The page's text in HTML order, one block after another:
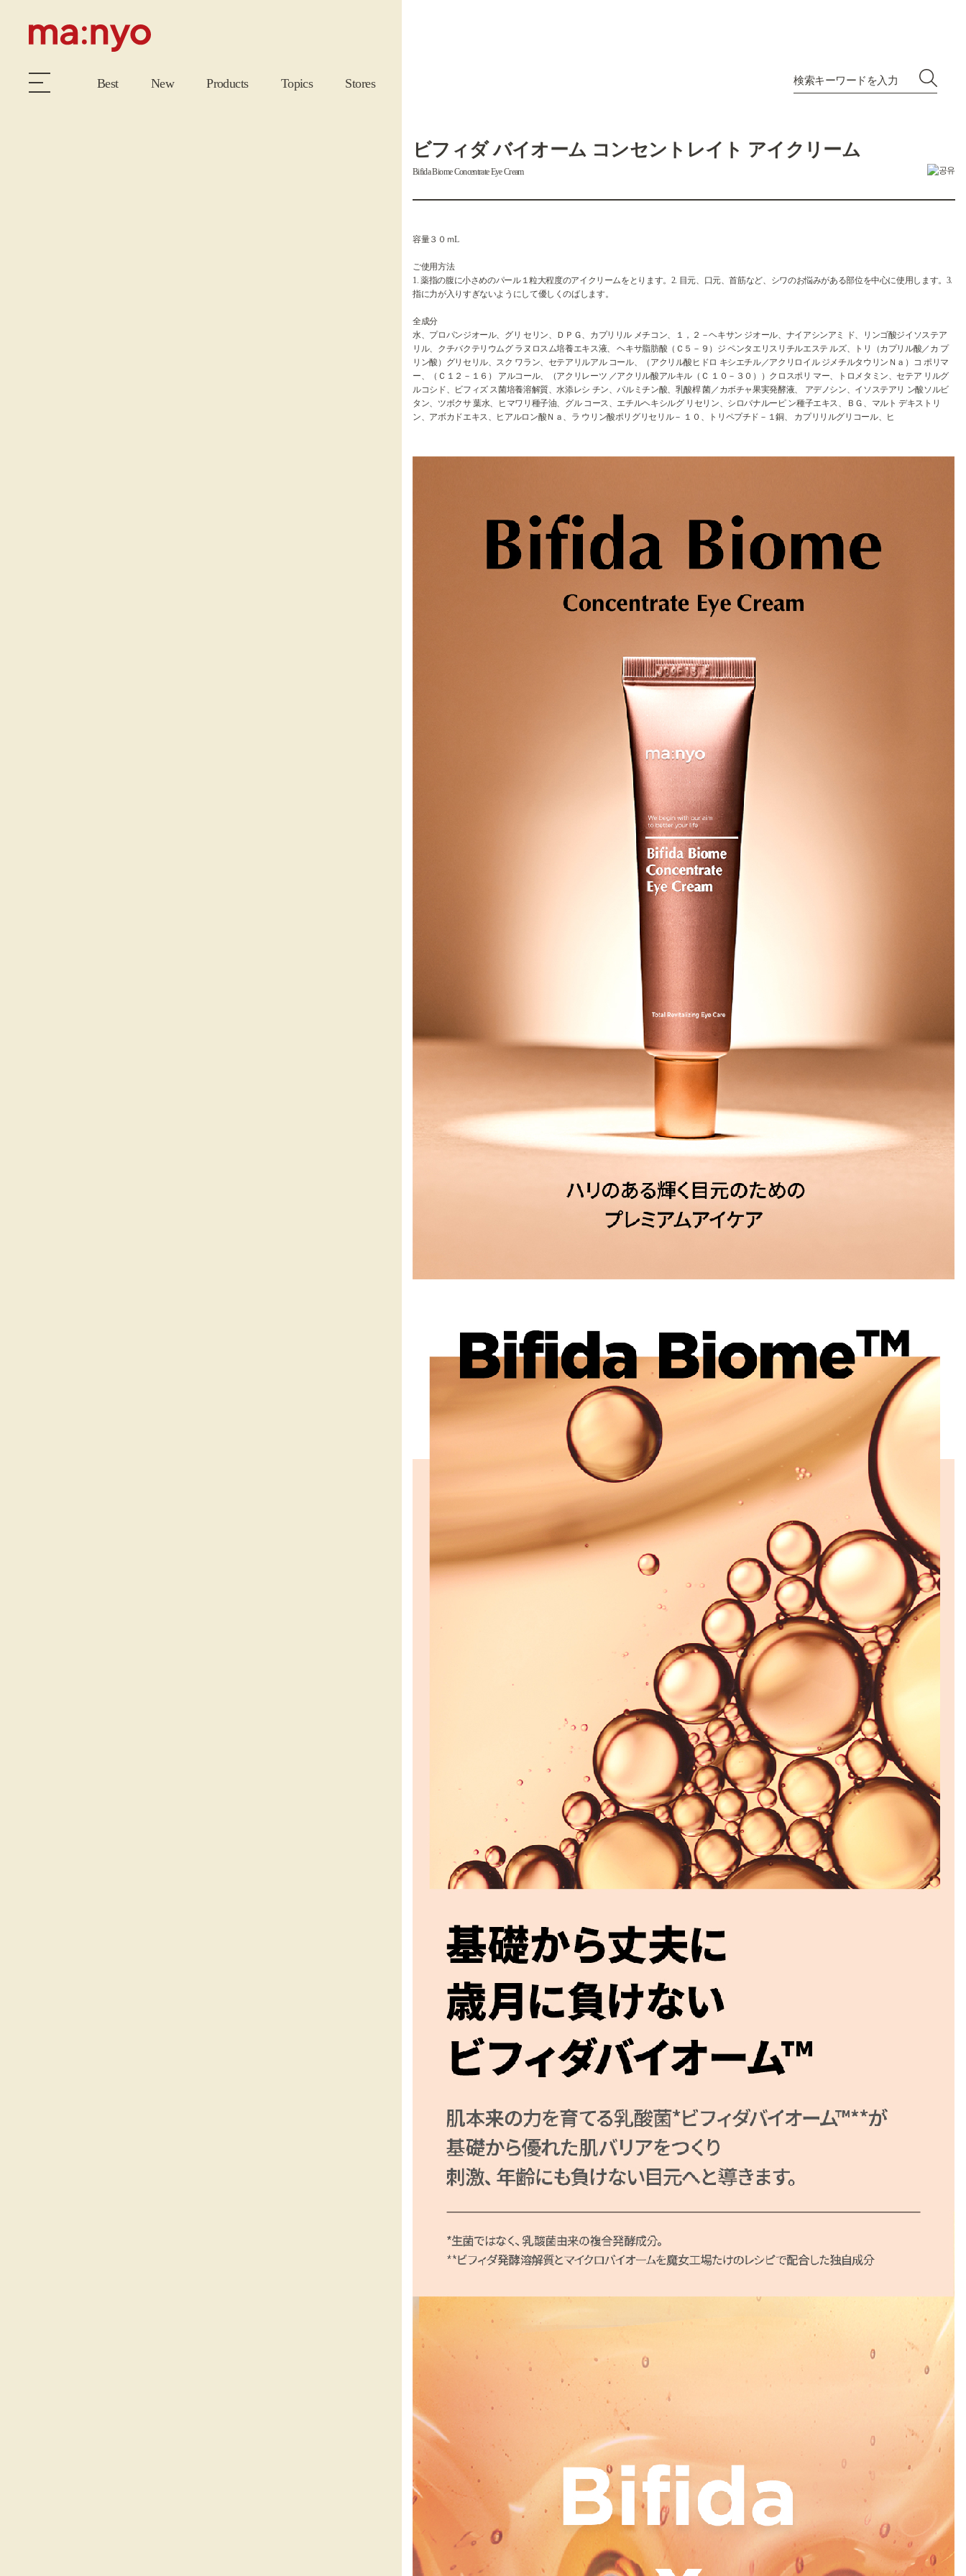
Best New Products Topics Stores
ビフィダ バイオーム コンセントレイト アイクリーム
Bifida Biome Concentrate Eye Cream
容量３０ｍL
ご使用方法
1. 薬指の腹に小さめのパール１粒大程度のアイクリームをとります。2. 目元、口元、首筋など、シワのお悩みがある部位を中心に使用します。3.
指に力が入りすぎないようにして優しくのばします。
全成分
水、プロパンジオール、グリ セリン、ＤＰＧ、カプリリル メチコン、１，２－ヘキサン ジオール、ナイアシンアミ ド、リンゴ酸ジイソステア
リル、クチバクテリウムグ ラヌロスム培養エキス液、 ヘキサ脂肪酸（Ｃ５－９）ジ ペンタエリスリチルエステ ルズ、トリ（カプリル酸／カ プ
リン酸）グリセリル、スク ワラン、セテアリルアル コール、（アクリル酸ヒドロ キシエチル／アクリロイル ジメチルタウリンＮａ）コ ポリマ
ー、（Ｃ１２－１６） アルコール、（アクリレーツ ／アクリル酸アルキル（Ｃ １０－３０））クロスポリ マー、トロメタミン、セテア リルグ
ルコシド、ビフィズ ス菌培養溶解質、水添レシ チン、パルミチン酸、乳酸桿 菌／カボチャ果実発酵液、 アデノシン、イソステアリ ン酸ソルビ
タン、ツボクサ 葉水、ヒマワリ種子油、グル コース、エチルヘキシルグ リセリン、シロバナルーピ ン種子エキス、ＢＧ、マルト デキストリ
ン、アボカドエキス、ヒアルロン酸Ｎａ、ラ ウリン酸ポリグリセリル－ １０、トリペプチド－１銅、 カプリリルグリコール、ヒ